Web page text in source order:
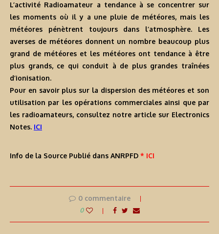
L’activité Radioamateur a tendance à se concentrer sur
les moments où il y a une pluie de météores, mais les
météores pénètrent toujours dans l’atmosphère. Les
averses de météores donnent un nombre beaucoup plus
grand de météores et les météores ont tendance à être
plus grands, ce qui conduit à de plus grandes traînées
d’ionisation.
Pour en savoir plus sur la dispersion des météores et son
utilisation par les opérations commerciales ainsi que par
les radioamateurs, consultez notre article sur Electronics
Notes. ICI
Info de la Source Publié dans ANRPFD * ICI
0 commentaire
0